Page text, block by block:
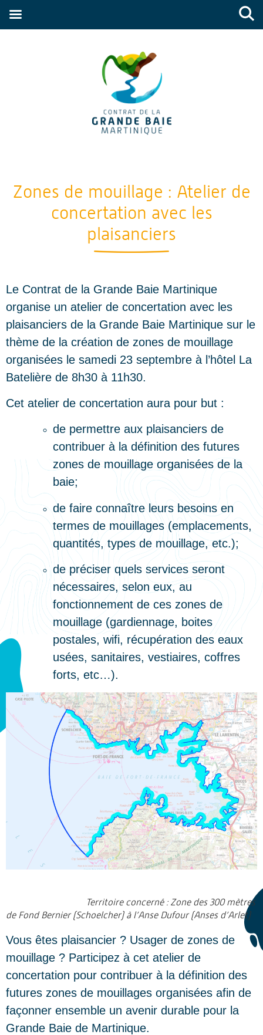
Zones de mouillage : Atelier de
concertation avec les
plaisanciers
Le Contrat de la Grande Baie Martinique
organise un atelier de concertation avec les
plaisanciers de la Grande Baie Martinique sur le
thème de la création de zones de mouillage
organisées le samedi 23 septembre à l’hôtel La
Batelière de 8h30 à 11h30.
Cet atelier de concertation aura pour but :
de permettre aux plaisanciers de
contribuer à la définition des futures
zones de mouillage organisées de la
baie;
de faire connaître leurs besoins en
termes de mouillages (emplacements,
quantités, types de mouillage, etc.);
de préciser quels services seront
nécessaires, selon eux, au
fonctionnement de ces zones de
mouillage (gardiennage, boites
postales, wifi, récupération des eaux
usées, sanitaires, vestiaires, coffres
forts, etc…).
Territoire concerné : Zone des 300 mètres
de Fond Bernier (Schoelcher) à l’Anse Dufour (Anses d’Arlet)
Vous êtes plaisancier ? Usager de zones de
mouillage ? Participez à cet atelier de
concertation pour contribuer à la définition des
futures zones de mouillages organisées afin de
façonner ensemble un avenir durable pour la
Grande Baie de Martinique.